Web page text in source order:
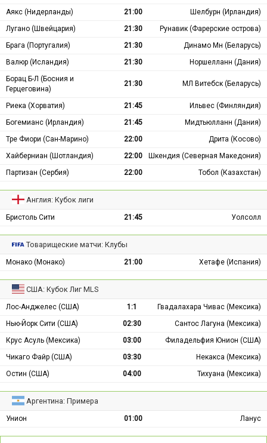
Аякс (Нидерланды)
21:00
Шелбурн (Ирландия)
Лугано (Швейцария)
21:30
Рунавик (Фарерские острова)
Брага (Португалия)
21:30
Динамо Мн (Беларусь)
Валюр (Исландия)
21:30
Норшелланн (Дания)
Борац Б-Л (Босния и
Герцеговина)
21:30 МЛ Витебск (Беларусь)
Риека (Хорватия) 21:45
Ильвес (Финляндия)
Богемианс (Ирландия)
21:45
Мидтьюлланн (Дания)
Тре Фиори (Сан-Марино)
22:00
Дрита (Косово)
Хайберниан (Шотландия)
22:00
Шкендия (Северная Македония)
Партизан (Сербия)
22:00 Тобол (Казахстан)
Англия: Кубок лиги
Бристоль Сити 21:45 Уолсолл
Товарищеские матчи: Клубы
Монако (Монако) 21:00 Хетафе (Испания)
США: Кубок Лиг MLS
Лос-Анджелес (США) 1:1
Гвадалахара Чивас (Мексика)
Нью-Йорк Сити (США)
02:30
Сантос Лагуна (Мексика)
Крус Асуль (Мексика)
03:00
Филадельфия Юнион (США)
Чикаго Файр (США)
03:30
Некакса (Мексика)
Остин (США)
04:00 Тихуана (Мексика)
Аргентина: Примера
Унион 01:00 Ланус